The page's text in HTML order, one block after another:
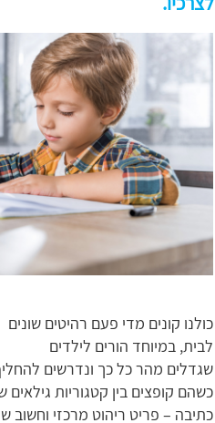
כולנו קונים מדי פעם רהיטים שונים
לבית, במיוחד הורים לילדים
שגדלים מהר כל כך ונדרשים
כשהם קופצים בין קטגוריות גילאים
כתיבה – פריט ריהוט מרכזי וחשוב